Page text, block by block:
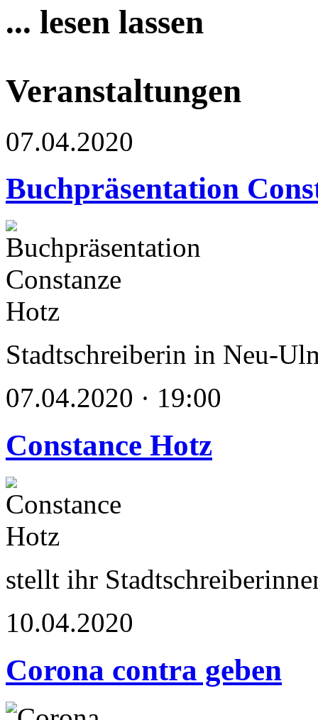
... lesen lassen
Veranstaltungen
07.04.2020
Buchpräsentation
Stadtschreiberin in Neu-
07.04.2020 · 19:00
Constance Hotz
stellt ihr
10.04.2020
Corona contra geben